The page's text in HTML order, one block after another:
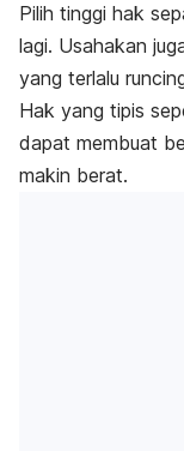
Pilih tinggi hak
lagi. Usahakan
yang terlalu
Hak yang tipis
dapat membuat
makin berat.